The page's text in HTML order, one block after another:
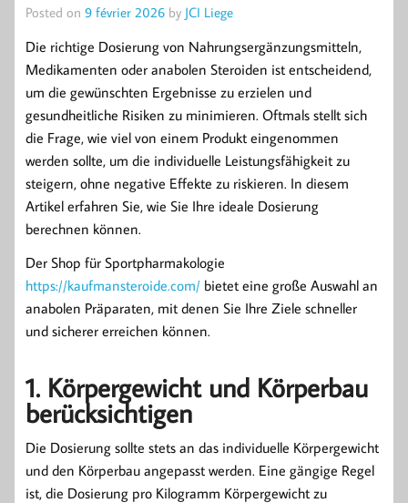
Posted on 9 février 2026 by JCI Liege
Die richtige Dosierung von Nahrungsergänzungsmitteln,
Medikamenten oder anabolen Steroiden ist entscheidend,
um die gewünschten Ergebnisse zu erzielen und
gesundheitliche Risiken zu minimieren. Oftmals stellt sich
die Frage, wie viel von einem Produkt eingenommen
werden sollte, um die individuelle Leistungsfähigkeit zu
steigern, ohne negative Effekte zu riskieren. In diesem
Artikel erfahren Sie, wie Sie Ihre ideale Dosierung
berechnen können.
Der Shop für Sportpharmakologie
https://kaufmansteroide.com/ bietet eine große Auswahl an
anabolen Präparaten, mit denen Sie Ihre Ziele schneller
und sicherer erreichen können.
1. Körpergewicht und Körperbau
berücksichtigen
Die Dosierung sollte stets an das individuelle Körpergewicht
und den Körperbau angepasst werden. Eine gängige Regel
ist, die Dosierung pro Kilogramm Körpergewicht zu